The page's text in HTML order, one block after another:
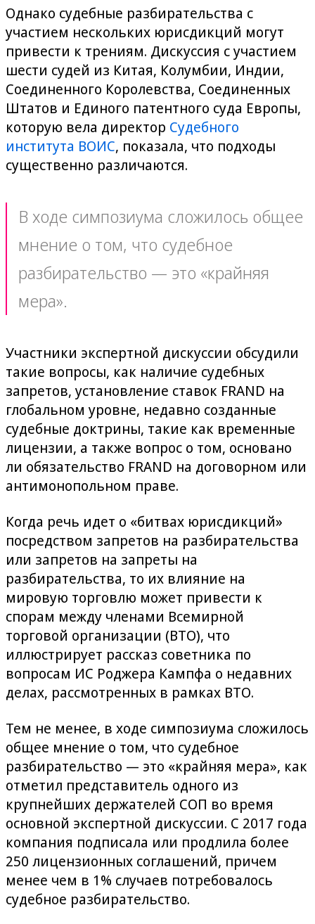
Однако судебные разбирательства с
участием нескольких юрисдикций могут
привести к трениям. Дискуссия с участием
шести судей из Китая, Колумбии, Индии,
Соединенного Королевства, Соединенных
Штатов и Единого патентного суда Европы,
которую вела директор Судебного
института ВОИС, показала, что подходы
существенно различаются.
В ходе симпозиума сложилось общее
мнение о том, что судебное
разбирательство — это «крайняя
мера».
Участники экспертной дискуссии обсудили
такие вопросы, как наличие судебных
запретов, установление ставок FRAND на
глобальном уровне, недавно созданные
судебные доктрины, такие как временные
лицензии, а также вопрос о том, основано
ли обязательство FRAND на договорном или
антимонопольном праве.
Когда речь идет о «битвах юрисдикций»
посредством запретов на разбирательства
или запретов на запреты на
разбирательства, то их влияние на
мировую торговлю может привести к
спорам между членами Всемирной
торговой организации (ВТО), что
иллюстрирует рассказ советника по
вопросам ИС Роджера Кампфа о недавних
делах, рассмотренных в рамках ВТО.
Тем не менее, в ходе симпозиума сложилось
общее мнение о том, что судебное
разбирательство — это «крайняя мера», как
отметил представитель одного из
крупнейших держателей СОП во время
основной экспертной дискуссии. С 2017 года
компания подписала или продлила более
250 лицензионных соглашений, причем
менее чем в 1% случаев потребовалось
судебное разбирательство.